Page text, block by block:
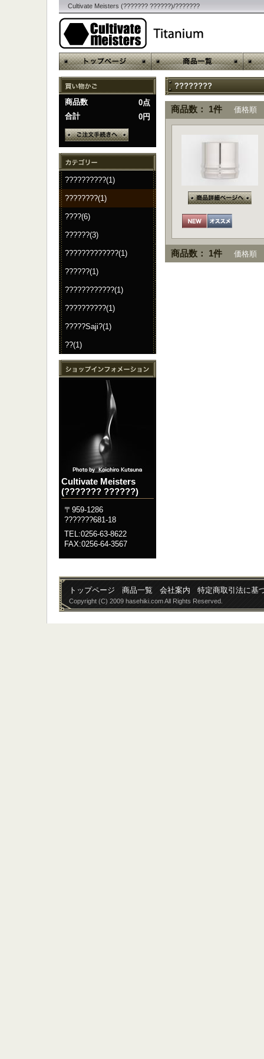
Cultivate Meisters (??????? ??????)/???????
商品数
0点
合計
0円
??????????(1)
????????(1)
????(6)
??????(3)
?????????????(1)
??????(1)
????????????(1)
??????????(1)
?????Saji?(1)
??(1)
Cultivate Meisters
(??????? ??????)
〒959-1286
???????681-18
TEL:0256-63-8622
FAX:0256-64-3567
????????
商品数： 1件 価格順
商品数： 1件 価格順
トップページ 商品一覧 会社案内 特定商取引法に基
Copyright (C) 2009 hasehiki.com All Rights Reserved.